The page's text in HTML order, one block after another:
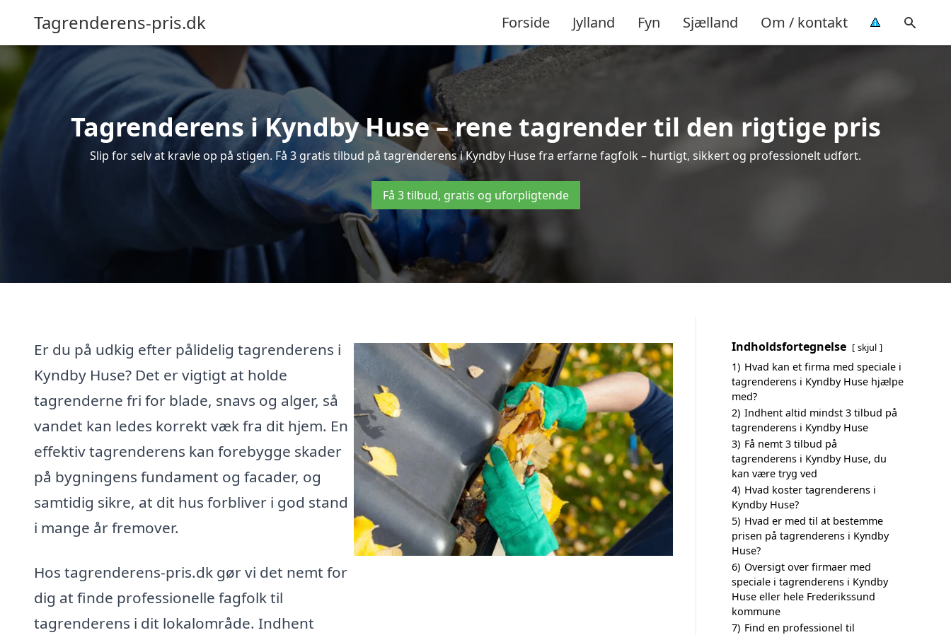
Tagrenderens-pris.dk Forside Jylland Fyn Sjælland Om / kontakt
Tagrenderens i Kyndby Huse – rene tagrender til den rigtige pris
Slip for selv at kravle op på stigen. Få 3 gratis tilbud på tagrenderens i Kyndby Huse fra erfarne fagfolk – hurtigt, sikkert og professionelt udført.
Få 3 tilbud, gratis og uforpligtende
Er du på udkig efter pålidelig tagrenderens i
Kyndby Huse? Det er vigtigt at holde
tagrenderne fri for blade, snavs og alger, så
vandet kan ledes korrekt væk fra dit hjem. En
effektiv tagrenderens kan forebygge skader
på bygningens fundament og facader, og
samtidig sikre, at dit hus forbliver i god stand
i mange år fremover.
Hos tagrenderens-pris.dk gør vi det nemt for
dig at finde professionelle fagfolk til
tagrenderens i dit lokalområde. Indhent
Indholdsfortegnelse skjul
1) Hvad kan et firma med speciale i
tagrenderens i Kyndby Huse hjælpe
med?
2) Indhent altid mindst 3 tilbud på
tagrenderens i Kyndby Huse
3) Få nemt 3 tilbud på
tagrenderens i Kyndby Huse, du
kan være tryg ved
4) Hvad koster tagrenderens i
Kyndby Huse?
5) Hvad er med til at bestemme
prisen på tagrenderens i Kyndby
Huse?
6) Oversigt over firmaer med
speciale i tagrenderens i Kyndby
Huse eller hele Frederikssund
kommune
7) Find en professionel til